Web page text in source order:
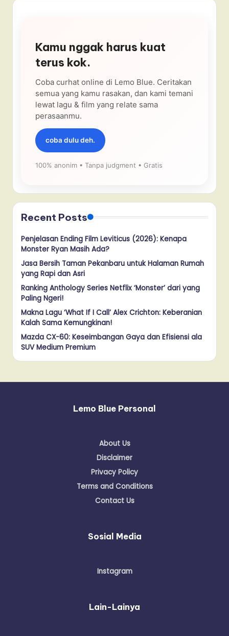
Kamu nggak harus kuat
terus kok.
Coba curhat online di Lemo Blue. Ceritakan
semua yang kamu rasakan, dan kami temani
lewat lagu & film yang relate sama
perasaanmu.
coba dulu deh.
100% anonim • Tanpa judgment • Gratis
Recent Posts
Penjelasan Ending Film Leviticus (2026): Kenapa
Monster Ryan Masih Ada?
Jasa Bersih Taman Pekanbaru untuk Halaman Rumah
yang Rapi dan Asri
Ranking Anthology Series Netflix ‘Monster’ dari yang
Paling Ngeri!
Makna Lagu ‘What If I Call’ Alex Crichton: Keberanian
Kalah Sama Kemungkinan!
Mazda CX-60: Keseimbangan Gaya dan Efisiensi ala
SUV Medium Premium
Lemo Blue Personal
About Us
Disclaimer
Privacy Policy
Terms and Conditions
Contact Us
Sosial Media
Instagram
Lain-Lainya